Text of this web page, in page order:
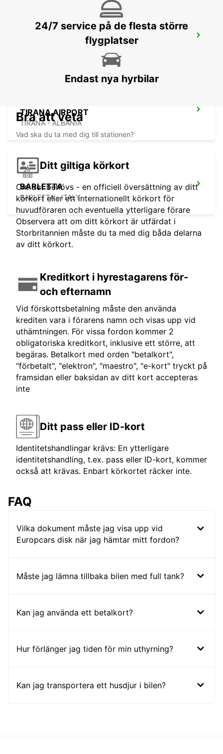
TIRANA AIRPORT
TIRANA - ALBANIA
BARLETTA
BARLETTA - ITALY
24/7 service på de flesta större
flygplatser
Endast nya hyrbilar
Bra att veta
Vad ska du ta med dig till stationen?
Ditt giltiga körkort
Om det behövs - en officiell översättning av ditt
körkort eller ett internationellt körkort för
huvudföraren och eventuella ytterligare förare
Observera att om ditt körkort är utfärdat i
Storbritannien måste du ta med dig båda delarna
av ditt körkort.
Kreditkort i hyrestagarens för-
och efternamn
Vid förskottsbetalning måste den använda
krediten vara i förarens namn och visas upp vid
uthämtningen. För vissa fordon kommer 2
obligatoriska kreditkort, inklusive ett större, att
begäras. Betalkort med orden "betalkort",
"förbetalt", "elektron", "maestro", "e-kort" tryckt på
framsidan eller baksidan av ditt kort accepteras
inte
Ditt pass eller ID-kort
Identitetshandlingar krävs: En ytterligare
identitetshandling, t.ex. pass eller ID-kort, kommer
också att krävas. Enbart körkortet räcker inte.
FAQ
Vilka dokument måste jag visa upp vid
Europcars disk när jag hämtar mitt fordon?
Måste jag lämna tillbaka bilen med full tank?
Kan jag använda ett betalkort?
Hur förlänger jag tiden för min uthyrning?
Kan jag transportera ett husdjur i bilen?